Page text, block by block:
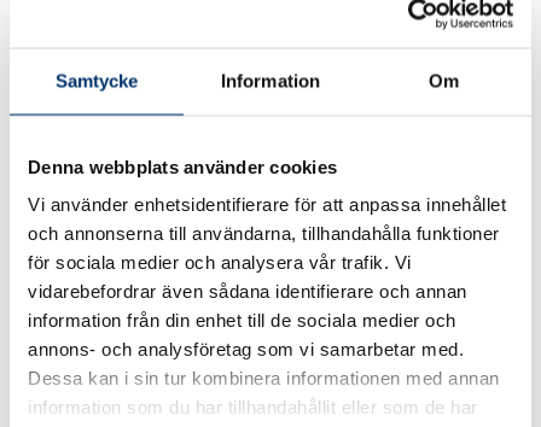
Samtycke Information Om
Denna webbplats använder cookies
Vi använder enhetsidentifierare för att anpassa innehållet
och annonserna till användarna, tillhandahålla funktioner
för sociala medier och analysera vår trafik. Vi
vidarebefordrar även sådana identifierare och annan
information från din enhet till de sociala medier och
annons- och analysföretag som vi samarbetar med.
Dessa kan i sin tur kombinera informationen med annan
information som du har tillhandahållit eller som de har
finansieringspartner
Tillsammans med Wasa Kredit erbjuder vi dig som kund
olika former av finansieringslösningar.
Finansiering